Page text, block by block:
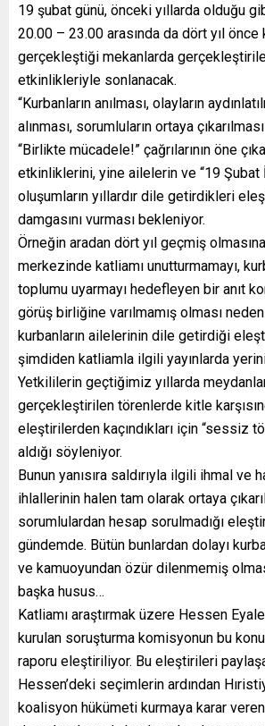
19 şubat günü, önceki yıllarda olduğu
20.00 – 23.00 arasında da dört yıl önce
gerçekleştiği mekanlarda
etkinlikleriyle sonlanacak.
“Kurbanların anılması, olayların
alınması, sorumluların ortaya
“Birlikte mücadele!” çağrılarının öne
etkinliklerini, yine ailelerin ve “19
oluşumların yıllardır dile getirdikleri
damgasını vurması bekleniyor.
Örneğin aradan dört yıl geçmiş
merkezinde katliamı unutturmamayı,
toplumu uyarmayı hedefleyen bir anıt
görüş birliğine varılmamış olması
kurbanların ailelerinin dile getirdiği
şimdiden katliamla ilgili yayınlarda
Yetkililerin geçtiğimiz yıllarda
gerçekleştirilen törenlerde kitle
eleştirilerden kaçındıkları için “sessiz
aldığı söyleniyor.
Bunun yanısıra saldırıyla ilgili ihmal ve
ihlallerinin halen tam olarak ortaya
sorumlulardan hesap sorulmadığı
gündemde. Bütün bunlardan dolayı
ve kamuoyundan özür dilenmemiş
başka husus…
Katliamı araştırmak üzere Hessen
kurulan soruşturma komisyonun bu
raporu eleştiriliyor. Bu eleştirileri
Hessen’deki seçimlerin ardından
koalisyon hükümeti kurmaya karar